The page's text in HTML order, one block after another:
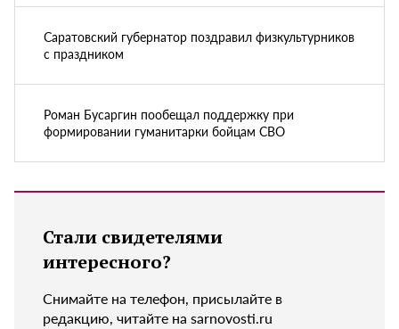
Саратовский губернатор поздравил физкультурников
с праздником
Роман Бусаргин пообещал поддержку при
формировании гуманитарки бойцам СВО
Стали свидетелями
интересного?
Снимайте на телефон, присылайте в
редакцию, читайте на sarnovosti.ru